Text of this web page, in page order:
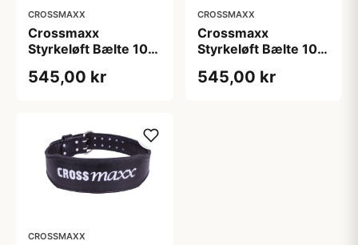
CROSSMAXX
Crossmaxx
Styrkeløft Bælte 10
til tunge squat og
545,00 kr
CROSSMAXX
Crossmaxx
Styrkeløft Bælte 10
til tunge squat og
545,00 kr
CROSSMAXX